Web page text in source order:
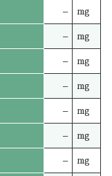
– mg
– mg
– mg
– mg
– mg
– mg
– mg